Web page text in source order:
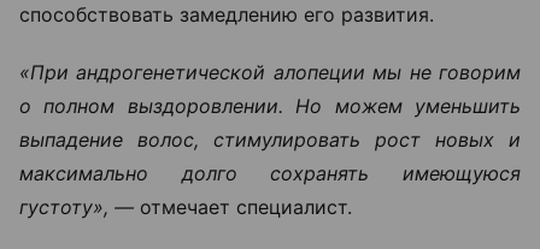
способствовать замедлению его развития.
«При андрогенетической алопеции мы не говорим
о полном выздоровлении. Но можем уменьшить
выпадение волос, стимулировать рост новых и
максимально долго сохранять имеющуюся
густоту», — отмечает специалист.